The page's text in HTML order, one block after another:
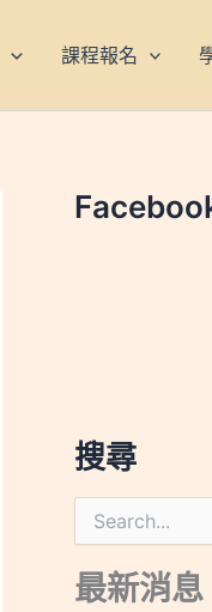
課程報名
搜尋
尋
關
鍵
最新消息